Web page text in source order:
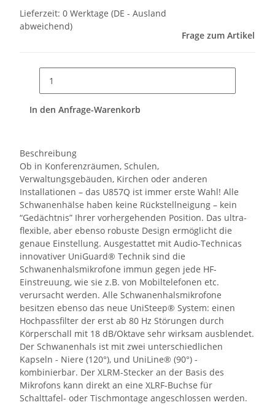
Lieferzeit: 0 Werktage (DE - Ausland
abweichend)
Frage zum Artikel
In den Anfrage-Warenkorb
Beschreibung
Ob in Konferenzräumen, Schulen,
Verwaltungsgebäuden, Kirchen oder anderen
Installationen – das U857Q ist immer erste Wahl! Alle
Schwanenhälse haben keine Rückstellneigung – kein
“Gedächtnis” Ihrer vorhergehenden Position. Das ultra-
flexible, aber ebenso robuste Design ermöglicht die
genaue Einstellung. Ausgestattet mit Audio-Technicas
innovativer UniGuard® Technik sind die
Schwanenhalsmikrofone immun gegen jede HF-
Einstreuung, wie sie z.B. von Mobiltelefonen etc.
verursacht werden. Alle Schwanenhalsmikrofone
besitzen ebenso das neue UniSteep® System: einen
Hochpassfilter der erst ab 80 Hz Störungen durch
Körperschall mit 18 dB/Oktave sehr wirksam ausblendet.
Der Schwanenhals ist mit zwei unterschiedlichen
Kapseln - Niere (120°), und UniLine® (90°) -
kombinierbar. Der XLRM-Stecker an der Basis des
Mikrofons kann direkt an eine XLRF-Buchse für
Schalttafel- oder Tischmontage angeschlossen werden.